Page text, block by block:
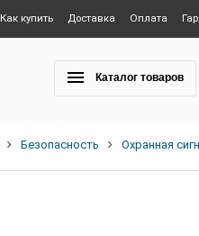
Как купить Доставка Оплата
Каталог товаров
Безопасность Охранная